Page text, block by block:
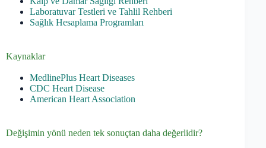
Laboratuvar Testleri ve Tahlil Rehberi
Sağlık Hesaplama Programları
Kaynaklar
MedlinePlus Heart Diseases
CDC Heart Disease
American Heart Association
Değişimin yönü neden tek sonuçtan daha değerlidir?